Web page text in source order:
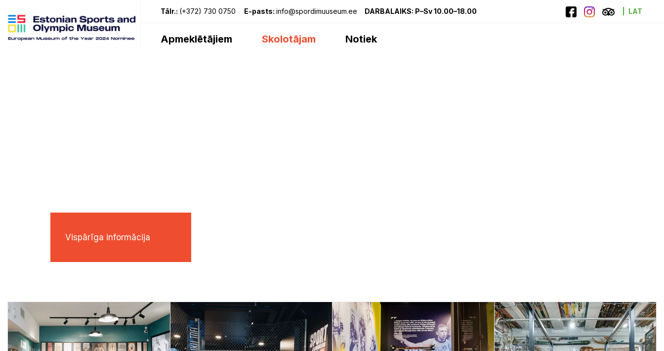
Tālr.: (+372) 730 0750 E-pasts: info@spordimuuseum.ee DARBALAIKS: P–Sv 10.00–18.00 LAT
Apmeklētājiem Skolotājam Notiek
Vispārīga informācija